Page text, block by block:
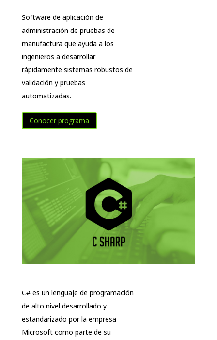
Software de aplicación de
administración de pruebas de
manufactura que ayuda a los
ingenieros a desarrollar
rápidamente sistemas robustos de
validación y pruebas
automatizadas.
Conocer programa
C# es un lenguaje de programación
de alto nivel desarrollado y
estandarizado por la empresa
Microsoft como parte de su